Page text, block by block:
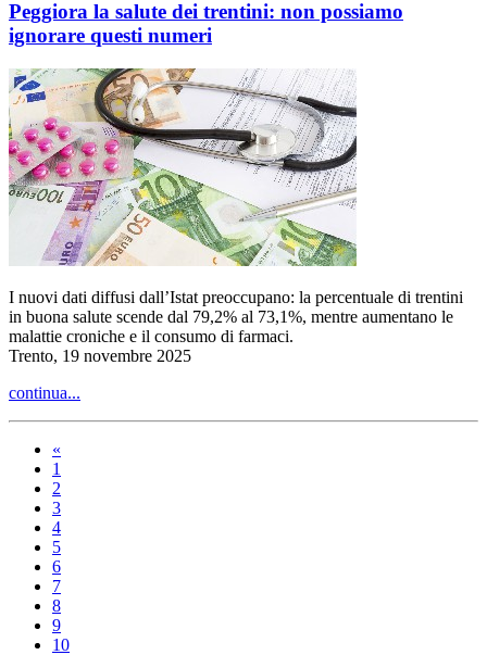
Peggiora la salute dei trentini: non possiamo
ignorare questi numeri
I nuovi dati diffusi dall’Istat preoccupano: la percentuale di trentini
in buona salute scende dal 79,2% al 73,1%, mentre aumentano le
malattie croniche e il consumo di farmaci.
Trento, 19 novembre 2025
continua...
«
1
2
3
4
5
6
7
8
9
10